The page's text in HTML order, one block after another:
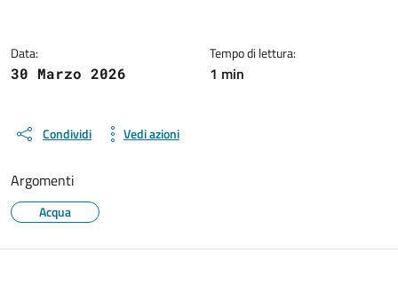
Data:
30 Marzo 2026
Tempo di lettura:
1 min
Condividi Vedi azioni
Argomenti
Acqua